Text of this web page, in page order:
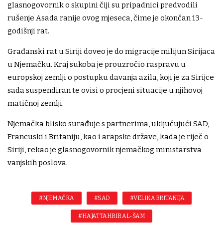
glasnogovornik o skupini čiji su pripadnici predvodili
rušenje Asada ranije ovog mjeseca, čime je okončan 13-
godišnji rat.
Građanski rat u Siriji doveo je do migracije milijun Sirijaca
u Njemačku. Kraj sukoba je prouzročio raspravu u
europskoj zemlji o postupku davanja azila, koji je za Sirijce
sada suspendiran te ovisi o procjeni situacije u njihovoj
matičnoj zemlji.
Njemačka blisko surađuje s partnerima, uključujući SAD,
Francuski i Britaniju, kao i arapske države, kada je riječ o
Siriji, rekao je glasnogovornik njemačkog ministarstva
vanjskih poslova.
#NJEMAČKA #SAD #VELIKA BRITANIJA
#HAJAT TAHRIR AL-ŠAM